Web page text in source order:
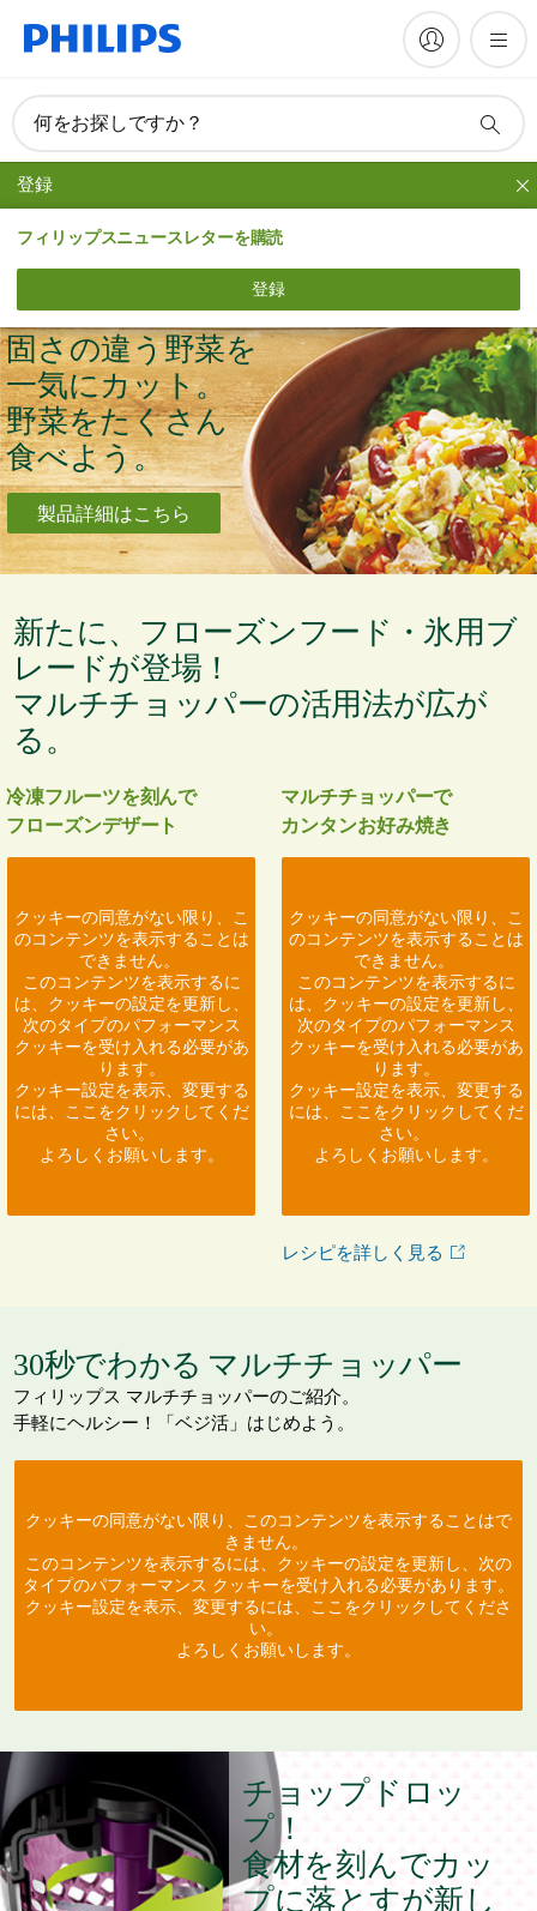
何をお探しですか？
登録
フィリップスニュースレターを購読
登録
マルチチョッパー
野菜をみずみずしく、シ ャ キ ッ と 食 感に 。
固さの違う野菜を
一気にカット。
野菜をたくさん
食 べ よ う 。
製品詳細はこちら
新たに、フローズンフード・氷用ブ
レードが登場！
マルチチョッパーの活用法が広が
る。
冷凍フルーツを刻んで
フローズンデザート
クッキーの同意がない限り、こ
のコンテンツを表示することは
できません。
このコンテンツを表示するに
は、クッキーの設定を更新し、
次のタイプのパフォーマンス
クッキーを受け入れる必要があ
ります。
クッキー設定を表示、変更する
には、ここをクリックしてくだ
さい。
よろしくお願いします。
マルチチョッパーで
カンタンお好み焼き
クッキーの同意がない限り、こ
のコンテンツを表示することは
できません。
このコンテンツを表示するに
は、クッキーの設定を更新し、
次のタイプのパフォーマンス
クッキーを受け入れる必要があ
ります。
クッキー設定を表示、変更する
には、ここをクリックしてくだ
さい。
よろしくお願いします。
レシピを詳しく見る
30秒でわかる マ ル チ チ ョ ッ パ ー
フィリップス マルチチョッパーのご紹介。
手軽にヘルシー！「ベジ活」はじめよう。
クッキーの同意がない限り、このコンテンツを表示することはで
きません。
このコンテンツを表示するには、クッキーの設定を更新し、次の
タイプのパフォーマンス クッキーを受け入れる必要があります。
クッキー設定を表示、変更するには、ここをクリックしてくださ
い。
よろしくお願いします。
チョップドロッ
プ！
食材を刻んでカッ
プに落とすが新し